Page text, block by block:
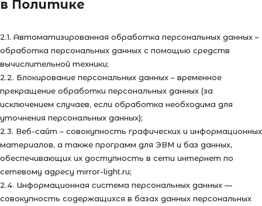
в Политике
2.1. Автоматизированная обработка персональных данных –
обработка персональных данных с помощью средств
вычислительной техники;
2.2. Блокирование персональных данных – временное
прекращение обработки персональных данных (за
исключением случаев, если обработка необходима для
уточнения персональных данных);
2.3. Веб-сайт – совокупность графических и информационных
материалов, а также программ для ЭВМ и баз данных,
обеспечивающих их доступность в сети интернет по
сетевому адресу mirror-light.ru;
2.4. Информационная система персональных данных —
совокупность содержащихся в базах данных персональных